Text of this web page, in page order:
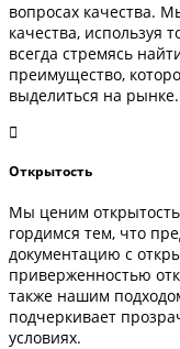
вопросах качества.
качества, используя
всегда стремясь
преимущество,
выделиться на рынке.
Открытость
Мы ценим
гордимся тем, что
документацию с
приверженностью
также нашим
подчеркивает
условиях.